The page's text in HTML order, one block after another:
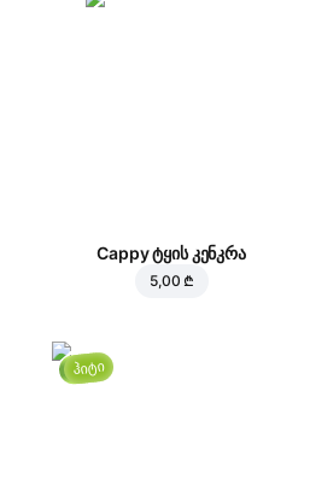
Cappy ტყის კენკრა
5,00 ₾
ჰიტი